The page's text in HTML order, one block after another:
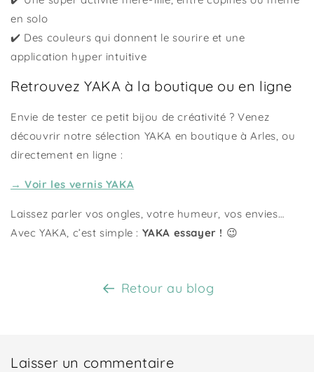
en solo
✔️ Des couleurs qui donnent le sourire et une
application hyper intuitive
Retrouvez YAKA à la boutique ou en ligne
Envie de tester ce petit bijou de créativité ? Venez
découvrir notre sélection YAKA en boutique à Arles, ou
directement en ligne :
→ Voir les vernis YAKA
Laissez parler vos ongles, votre humeur, vos envies…
Avec YAKA, c’est simple : YAKA essayer ! 😉
Retour au blog
Laisser un commentaire